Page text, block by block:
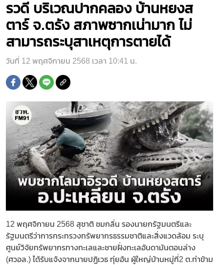
รวดี บริเวณปากคลอง บ้านหยงส
ตาร์ จ.ตรัง สภาพซากเน่ามาก ไม่
สามารถระบุสาเหตุการตายได้
วันที่ 12 พฤศจิกายน 2568 เวลา 10:41 น.
12 พฤศจิกายน 2568 สุชาติ ชมกลิ่น รองนายกรัฐมนตรีและ
รัฐมนตรีว่าการกระทรวงทรัพยากรธรรมชาติและสิ่งแวดล้อม ระบุ
ศูนย์วิจัยทรัพยากรทางทะเลและชายฝั่งทะเลอันดามันตอนล่าง
(ศวอล.) ได้รับแจ้งจากนายปฏิเวธ ทุ่ยอ้น ผู้ใหญ่บ้านหมู่ที่2 ต.ท่าข้าม